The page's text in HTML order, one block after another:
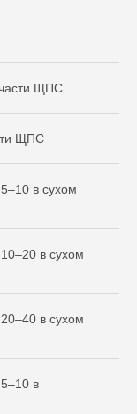
ЩПС
ЩПС
в сухом
в сухом
в сухом
в